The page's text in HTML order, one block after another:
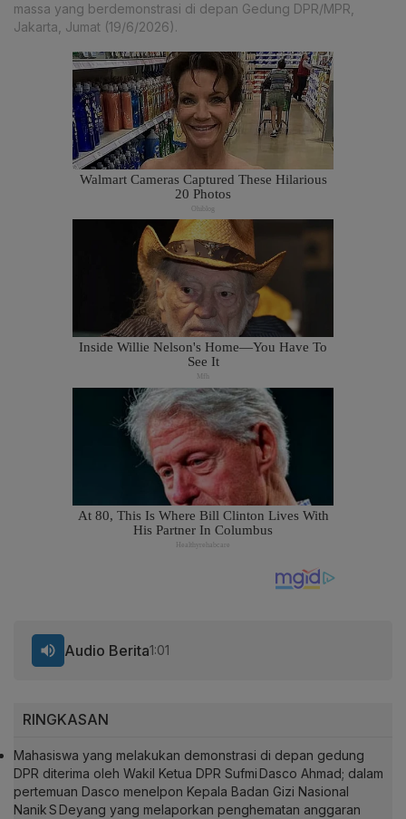
massa yang berdemonstrasi di depan Gedung DPR/MPR,
Jakarta, Jumat (19/6/2026).
RINGKASAN
Mahasiswa yang melakukan demonstrasi di depan gedung
DPR diterima oleh Wakil Ketua DPR Sufmi Dasco Ahmad; dalam
pertemuan Dasco menelpon Kepala Badan Gizi Nasional
Nanik S Deyang yang melaporkan penghematan anggaran
Audio Berita1:01